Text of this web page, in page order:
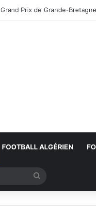
Championnat du monde —
FOOTBALL ALGÉRIEN